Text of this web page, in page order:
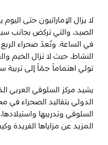
لا يزال الإماراتيون حتى
في الساعة. وتُعدّ صحراء الربع
النشاط، حيث لا تزال الخيم
تولي اهتماماً جمّاً إلى تربية
يشيد مركز السلوقي العربي
الدولي بتقاليد الصحراء في
السلوقي وتدريبها
المزيد عن مزاياها الفريدة